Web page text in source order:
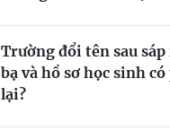
Trường đổi tên sau sáp
bạ và hồ sơ học sinh
lại?